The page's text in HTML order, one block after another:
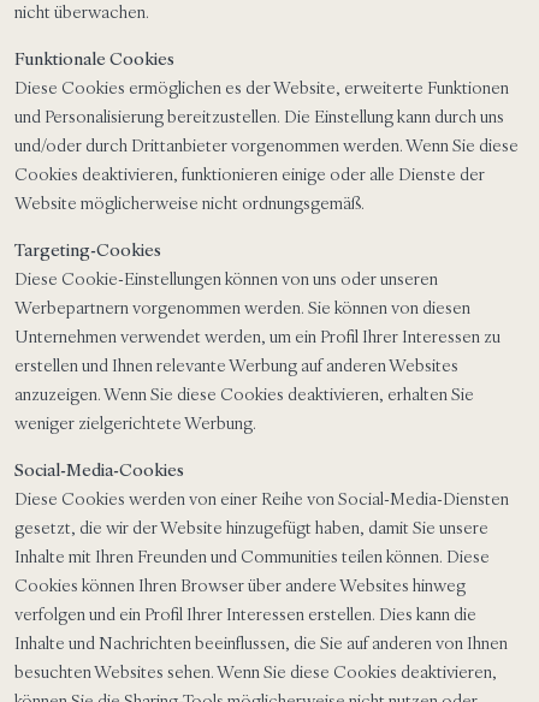
nicht überwachen.
Funktionale Cookies
Diese Cookies ermöglichen es der Website, erweiterte Funktionen
und Personalisierung bereitzustellen. Die Einstellung kann durch uns
und/oder durch Drittanbieter vorgenommen werden. Wenn Sie diese
Cookies deaktivieren, funktionieren einige oder alle Dienste der
Website möglicherweise nicht ordnungsgemäß.
Targeting-Cookies
Diese Cookie-Einstellungen können von uns oder unseren
Werbepartnern vorgenommen werden. Sie können von diesen
Unternehmen verwendet werden, um ein Profil Ihrer Interessen zu
erstellen und Ihnen relevante Werbung auf anderen Websites
anzuzeigen. Wenn Sie diese Cookies deaktivieren, erhalten Sie
weniger zielgerichtete Werbung.
Social-Media-Cookies
Diese Cookies werden von einer Reihe von Social-Media-Diensten
gesetzt, die wir der Website hinzugefügt haben, damit Sie unsere
Inhalte mit Ihren Freunden und Communities teilen können. Diese
Cookies können Ihren Browser über andere Websites hinweg
verfolgen und ein Profil Ihrer Interessen erstellen. Dies kann die
Inhalte und Nachrichten beeinflussen, die Sie auf anderen von Ihnen
besuchten Websites sehen. Wenn Sie diese Cookies deaktivieren,